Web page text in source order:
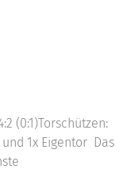
(0:1)Torschützen:
1x Eigentor Das